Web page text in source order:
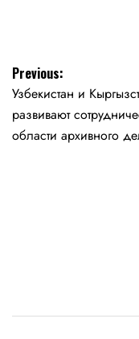
Навигация
по
записям
Previous:
Узбекистан и
развивают
области архивного